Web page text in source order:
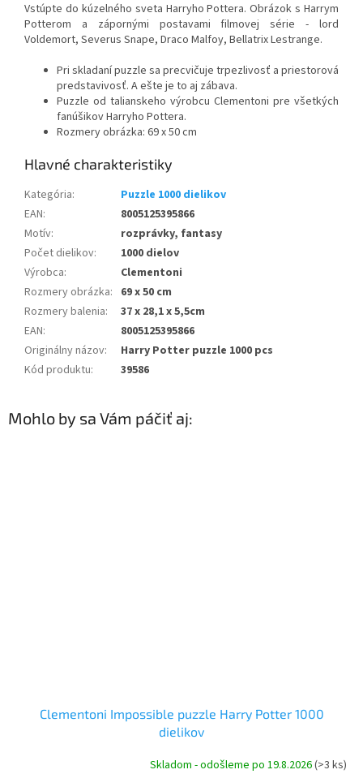
Vstúpte do kúzelného sveta Harryho Pottera. Obrázok s Harrym
Potterom a zápornými postavami filmovej série - lord
Voldemort, Severus Snape, Draco Malfoy, Bellatrix Lestrange.
Pri skladaní puzzle sa precvičuje trpezlivosť a priestorová
predstavivosť. A ešte je to aj zábava.
Puzzle od talianskeho výrobcu Clementoni pre všetkých
fanúšikov Harryho Pottera.
Rozmery obrázka: 69 x 50 cm
Kategória:
Puzzle 1000 dielikov
EAN:
8005125395866
Motív:
rozprávky, fantasy
Počet dielikov:
1000 dielov
Výrobca:
Clementoni
Rozmery obrázka: 69 x 50 cm
Rozmery balenia:
37 x 28,1 x 5,5cm
EAN:
8005125395866
Originálny názov:
Harry Potter puzzle 1000 pcs
Kód produktu: 39586
Mohlo by sa Vám páčiť aj:
Clementoni Impossible puzzle Harry Potter 1000
dielikov
Skladom - odošleme po 19.8.2026(>3 ks)